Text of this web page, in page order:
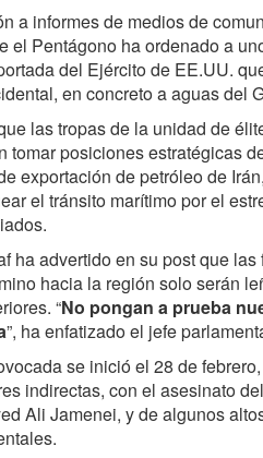
a informes de medios de
el Pentágono ha ordenado a
del Ejército de EE.UU.
en concreto a aguas del
las tropas de la unidad de
tomar posiciones estratégicas
exportación de petróleo de
el tránsito marítimo por el
ha advertido en su post que las
hacia la región solo serán
“No pongan a prueba
”, ha enfatizado el jefe
se inició el 28 de
indirectas, con el asesinato
Ali Jamenei, y de algunos